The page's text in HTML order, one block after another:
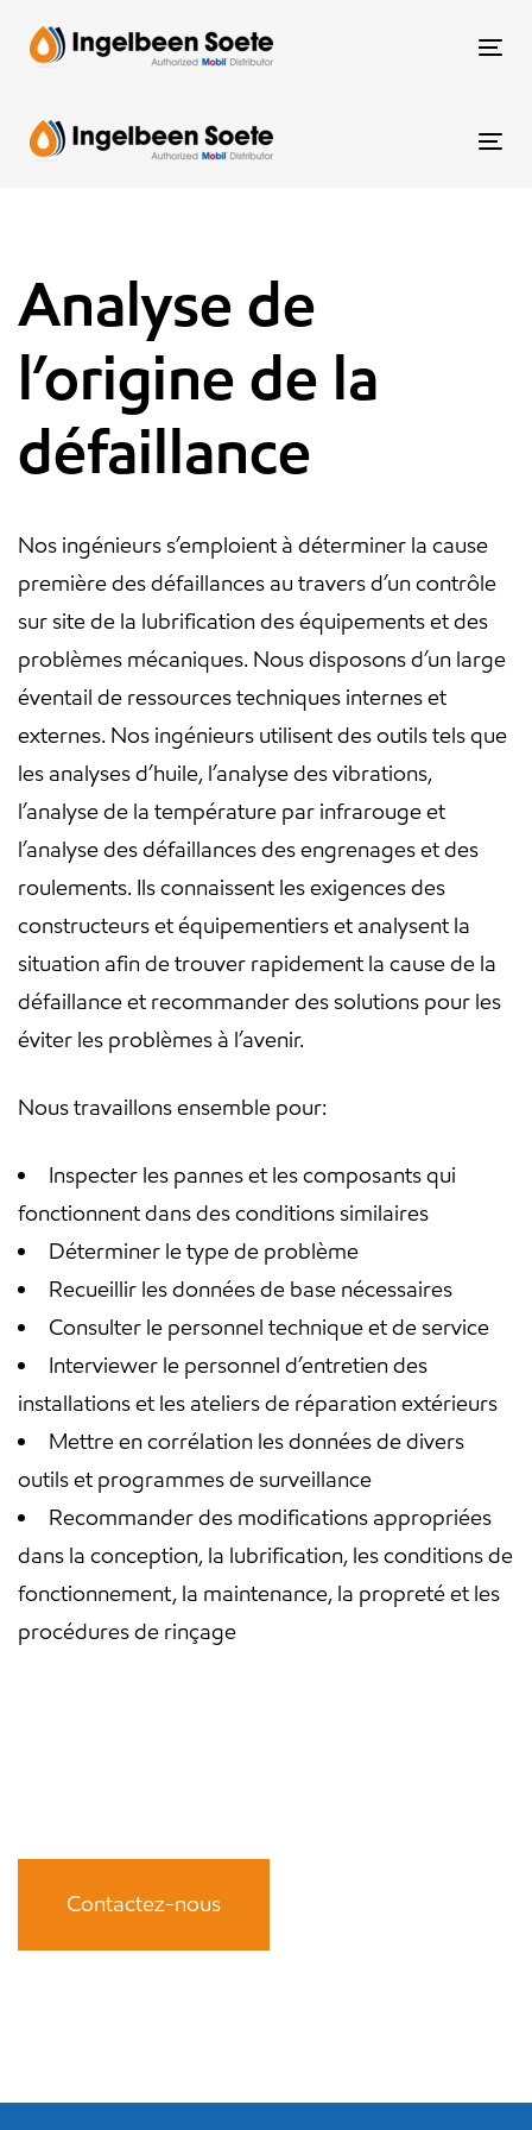
links
Analyse de
l’origine de la
défaillance
Nos ingénieurs s’emploient à déterminer la cause
première des défaillances au travers d’un contrôle
sur site de la lubrification des équipements et des
problèmes mécaniques. Nous disposons d’un large
éventail de ressources techniques internes et
externes. Nos ingénieurs utilisent des outils tels que
les analyses d’huile, l’analyse des vibrations,
l’analyse de la température par infrarouge et
l’analyse des défaillances des engrenages et des
roulements. Ils connaissent les exigences des
constructeurs et équipementiers et analysent la
situation afin de trouver rapidement la cause de la
défaillance et recommander des solutions pour les
éviter les problèmes à l’avenir.
Nous travaillons ensemble pour:
Inspecter les pannes et les composants qui
fonctionnent dans des conditions similaires
Déterminer le type de problème
Recueillir les données de base nécessaires
Consulter le personnel technique et de service
Interviewer le personnel d’entretien des
installations et les ateliers de réparation extérieurs
Mettre en corrélation les données de divers
outils et programmes de surveillance
Recommander des modifications appropriées
dans la conception, la lubrification, les conditions de
fonctionnement, la maintenance, la propreté et les
procédures de rinçage
Contactez-nous